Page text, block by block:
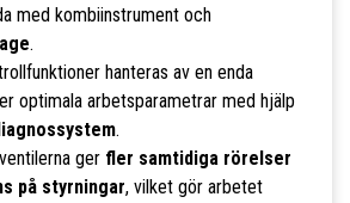
med kombiinstrument och
.
hanteras av en enda
optimala arbetsparametrar med hjälp
.
ger fler samtidiga rörelser
på styrningar, vilket gör arbetet